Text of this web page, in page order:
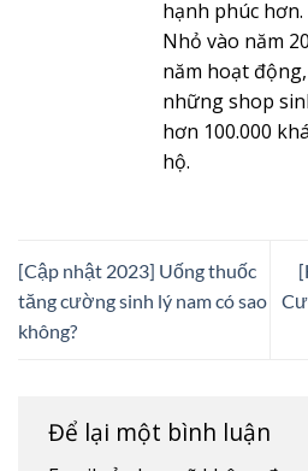
hạnh phúc
Nhỏ vào năm
năm hoạt
những shop
hơn 100.000
hộ.
[Cập nhật 2023] Uống thuốc
tăng cường sinh lý nam có sao
không?
Để lại một bình luận